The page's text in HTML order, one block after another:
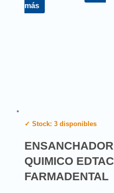
más
✓ Stock: 3 disponibles
ENSANCHADOR
QUIMICO EDTAC
FARMADENTAL